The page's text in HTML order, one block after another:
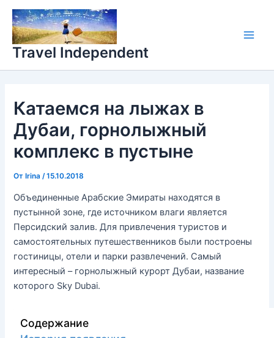
Перейти
содержимому
Travel Independent
Катаемся на лыжах в
Дубаи, горнолыжный
комплекс в пустыне
От Irina/15.10.2018
Объединенные Арабские Эмираты находятся в
пустынной зоне, где источником влаги является
Персидский залив. Для привлечения туристов и
самостоятельных путешественников были построены
гостиницы, отели и парки развлечений. Самый
интересный – горнолыжный курорт Дубаи, название
которого Sky Dubai.
Содержание